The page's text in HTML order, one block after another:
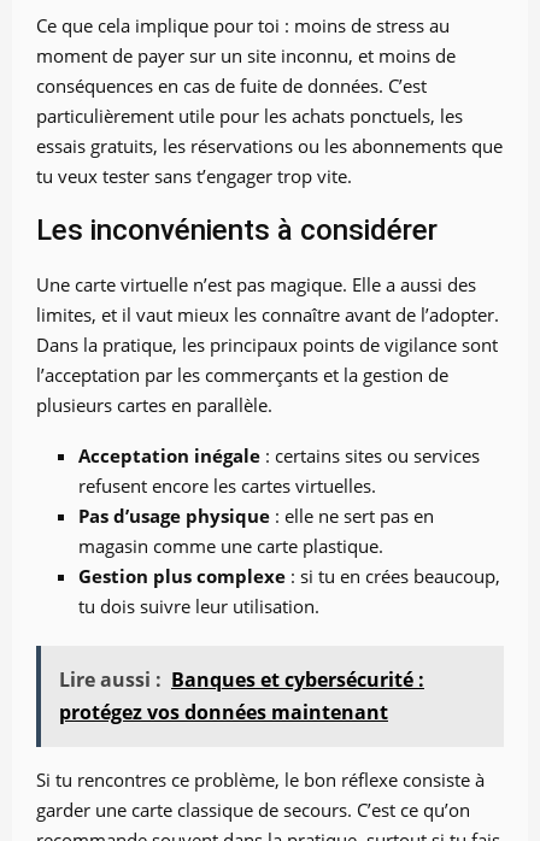
Ce que cela implique pour toi : moins de stress au
moment de payer sur un site inconnu, et moins de
conséquences en cas de fuite de données. C’est
particulièrement utile pour les achats ponctuels, les
essais gratuits, les réservations ou les abonnements que
tu veux tester sans t’engager trop vite.
Les inconvénients à considérer
Une carte virtuelle n’est pas magique. Elle a aussi des
limites, et il vaut mieux les connaître avant de l’adopter.
Dans la pratique, les principaux points de vigilance sont
l’acceptation par les commerçants et la gestion de
plusieurs cartes en parallèle.
Acceptation inégale : certains sites ou services
refusent encore les cartes virtuelles.
Pas d’usage physique : elle ne sert pas en
magasin comme une carte plastique.
Gestion plus complexe : si tu en crées beaucoup,
tu dois suivre leur utilisation.
Lire aussi : Banques et cybersécurité :
protégez vos données maintenant
Si tu rencontres ce problème, le bon réflexe consiste à
garder une carte classique de secours. C’est ce qu’on